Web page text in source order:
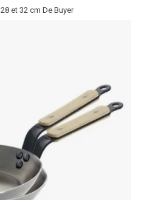
et 32 cm De Buyer